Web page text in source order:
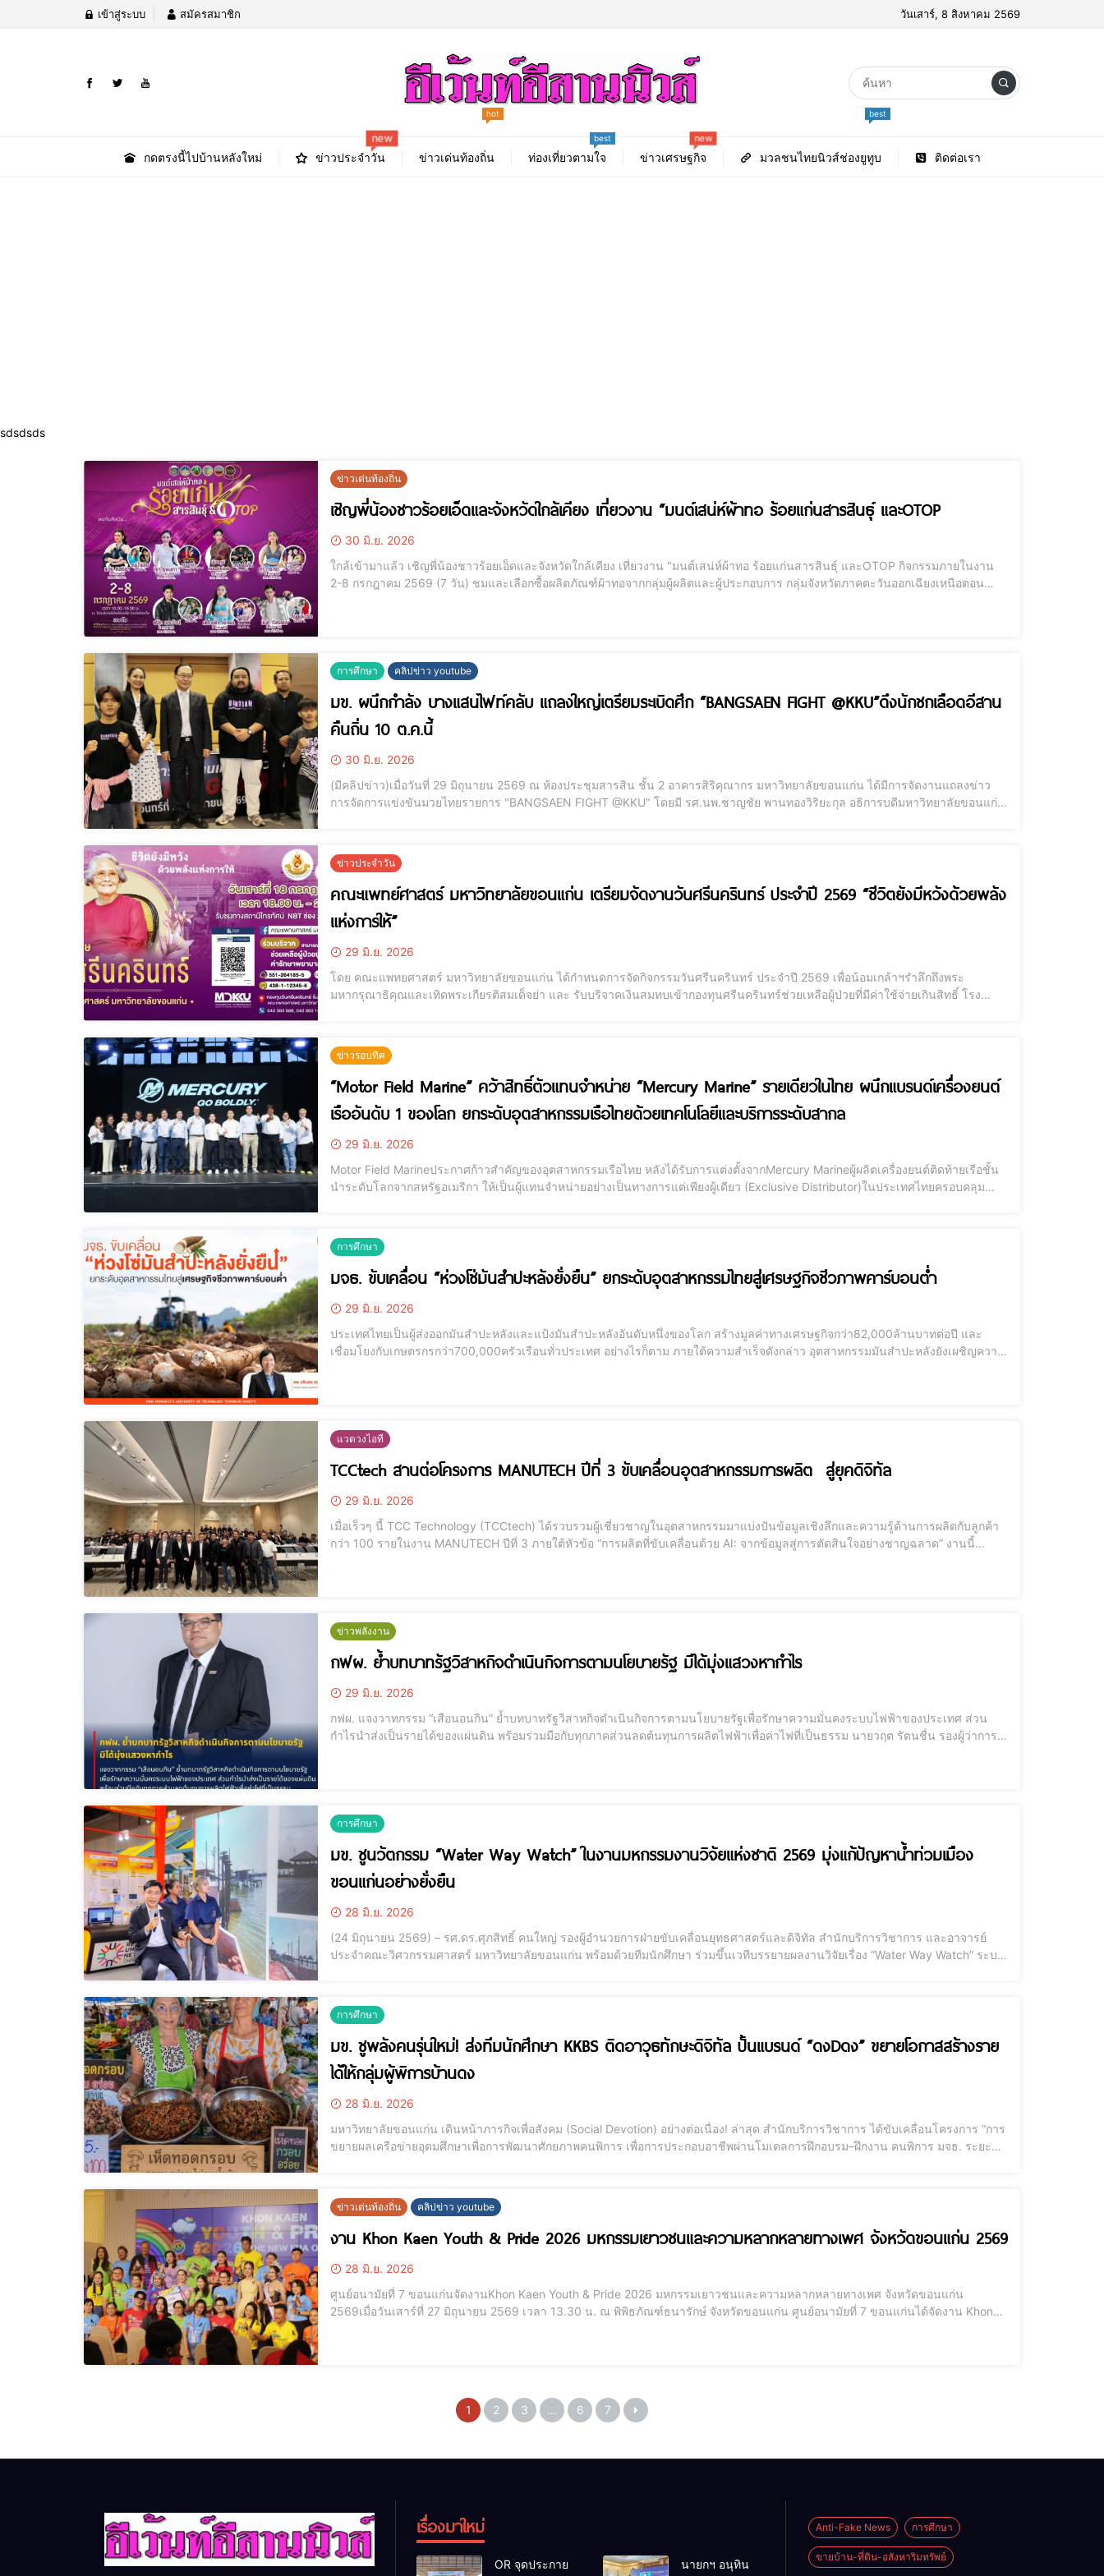
เข้าสู่ระบบ สมัครสมาชิก วันเสาร์, 8 สิงหาคม 2569
กดตรงนี้ไปบ้านหลังใหม่ ข่าวประจำวัน
new
ข่าวเด่นท้องถิ่น
hot
ท่องเที่ยวตามใจ
best
ข่าวเศรษฐกิจ
new
มวลชนไทยนิวส์ช่องยูทูบ
best
ติดต่อเรา
sdsdsds
ข่าวเด่นท้องถิ่น
เชิญพี่น้องชาวร้อยเอ็ดและจังหวัดใกล้เคียง เที่ยวงาน “มนต์เสน่ห์ผ้าทอ ร้อยแก่นสารสินธุ์ และOTOP
30 มิ.ย. 2026
ใกล้เข้ามาแล้ว เชิญพี่น้องชาวร้อยเอ็ดและจังหวัดใกล้เคียง เที่ยวงาน "มนต์เสน่ห์ผ้าทอ ร้อยแก่นสารสินธุ์ และOTOP กิจกรรมภายในงาน
2-8 กรกฎาคม 2569 (7 วัน) ชมและเลือกซื้อผลิตภัณฑ์ผ้าทอจากกลุ่มผู้ผลิตและผู้ประกอบการ กลุ่มจังหวัดภาคตะวันออกเฉียงเหนือตอน
การศึกษา คลิปข่าว youtube
มข. ผนึกกำลัง บางแสนไฟท์คลับ แถลงใหญ่เตรียมระเบิดศึก “BANGSAEN FIGHT @KKU”ดึงนักชกเลือดอีสาน
คืนถิ่น 10 ต.ค.นี้
30 มิ.ย. 2026
(มีคลิปข่าว)เมื่อวันที่ 29 มิถุนายน 2569 ณ ห้องประชุมสารสิน ชั้น 2 อาคารสิริคุณากร มหาวิทยาลัยขอนแก่น ได้มีการจัดงานแถลงข่าว
การจัดการแข่งขันมวยไทยรายการ "BANGSAEN FIGHT @KKU" โดยมี รศ.นพ.ชาญชัย พานทองวิริยะกุล อธิการบดีมหาวิทยาลัยขอนแก่น
ข่าวประจำวัน
คณะแพทย์ศาสตร์ มหาวิทยาลัยขอนแก่น เตรียมจัดงานวันศรีนครินทร์ ประจำปี 2569 “ชีวิตยังมีหวังด้วยพลัง
แห่งการให้”
29 มิ.ย. 2026
โดย คณะแพทยศาสตร์ มหาวิทยาลัยขอนแก่น ได้กำหนดการจัดกิจกรรมวันศรีนครินทร์ ประจำปี 2569 เพื่อน้อมเกล้าฯรำลึกถึงพระ
มหากรุณาธิคุณและเทิดพระเกียรติสมเด็จย่า และ รับบริจาคเงินสมทบเข้ากองทุนศรีนครินทร์ช่วยเหลือผู้ป่วยที่มีค่าใช้จ่ายเกินสิทธิ์ โรง
ข่าวรอบทิศ
“Motor Field Marine” คว้าสิทธิ์ตัวแทนจำหน่าย “Mercury Marine” รายเดียวในไทย ผนึกแบรนด์เครื่องยนต์
เรืออันดับ 1 ของโลก ยกระดับอุตสาหกรรมเรือไทยด้วยเทคโนโลยีและบริการระดับสากล
29 มิ.ย. 2026
Motor Field Marineประกาศก้าวสำคัญของอุตสาหกรรมเรือไทย หลังได้รับการแต่งตั้งจากMercury Marineผู้ผลิตเครื่องยนต์ติดท้ายเรือชั้น
นำระดับโลกจากสหรัฐอเมริกา ให้เป็นผู้แทนจำหน่ายอย่างเป็นทางการแต่เพียงผู้เดียว (Exclusive Distributor)ในประเทศไทยครอบคลุม
การศึกษา
มจธ. ขับเคลื่อน “ห่วงโซ่มันสำปะหลังยั่งยืน” ยกระดับอุตสาหกรรมไทยสู่เศรษฐกิจชีวภาพคาร์บอนต่ำ
29 มิ.ย. 2026
ประเทศไทยเป็นผู้ส่งออกมันสำปะหลังและแป้งมันสำปะหลังอันดับหนึ่งของโลก สร้างมูลค่าทางเศรษฐกิจกว่า82,000ล้านบาทต่อปี และ
เชื่อมโยงกับเกษตรกรกว่า700,000ครัวเรือนทั่วประเทศ อย่างไรก็ตาม ภายใต้ความสำเร็จดังกล่าว อุตสาหกรรมมันสำปะหลังยังเผชิญความ
แวดวงไอที
TCCtech สานต่อโครงการ MANUTECH ปีที่ 3 ขับเคลื่อนอุตสาหกรรมการผลิต สู่ยุคดิจิทัล
29 มิ.ย. 2026
เมื่อเร็วๆ นี้ TCC Technology (TCCtech) ได้รวบรวมผู้เชี่ยวชาญในอุตสาหกรรมมาแบ่งปันข้อมูลเชิงลึกและความรู้ด้านการผลิตกับลูกค้า
กว่า 100 รายในงาน MANUTECH ปีที่ 3 ภายใต้หัวข้อ “การผลิตที่ขับเคลื่อนด้วย AI: จากข้อมูลสู่การตัดสินใจอย่างชาญฉลาด” งานนี้
ข่าวพลังงาน
กฟผ. ย้ำบทบาทรัฐวิสาหกิจดำเนินกิจการตามนโยบายรัฐ มิได้มุ่งแสวงหากำไร
29 มิ.ย. 2026
กฟผ. แจงวาทกรรม “เสือนอนกิน” ย้ำบทบาทรัฐวิสาหกิจดำเนินกิจการตามนโยบายรัฐเพื่อรักษาความมั่นคงระบบไฟฟ้าของประเทศ ส่วน
กำไรนำส่งเป็นรายได้ของแผ่นดิน พร้อมร่วมมือกับทุกภาคส่วนลดต้นทุนการผลิตไฟฟ้าเพื่อค่าไฟที่เป็นธรรม นายวฤต รัตนชื่น รองผู้ว่าการ
การศึกษา
มข. ชูนวัตกรรม “Water Way Watch” ในงานมหกรรมงานวิจัยแห่งชาติ 2569 มุ่งแก้ปัญหาน้ำท่วมเมือง
ขอนแก่นอย่างยั่งยืน
28 มิ.ย. 2026
(24 มิถุนายน 2569) – รศ.ดร.ศุภสิทธิ์ คนใหญ่ รองผู้อำนวยการฝ่ายขับเคลื่อนยุทธศาสตร์และดิจิทัล สำนักบริการวิชาการ และอาจารย์
ประจำคณะวิศวกรรมศาสตร์ มหาวิทยาลัยขอนแก่น พร้อมด้วยทีมนักศึกษา ร่วมขึ้นเวทีบรรยายผลงานวิจัยเรื่อง “Water Way Watch” ระบบ
การศึกษา
มข. ชูพลังคนรุ่นใหม่! ส่งทีมนักศึกษา KKBS ติดอาวุธทักษะดิจิทัล ปั้นแบรนด์ “ดงDดง” ขยายโอกาสสร้างราย
ได้ให้กลุ่มผู้พิการบ้านดง
28 มิ.ย. 2026
มหาวิทยาลัยขอนแก่น เดินหน้าภารกิจเพื่อสังคม (Social Devotion) อย่างต่อเนื่อง! ล่าสุด สำนักบริการวิชาการ ได้ขับเคลื่อนโครงการ “การ
ขยายผลเครือข่ายอุดมศึกษาเพื่อการพัฒนาศักยภาพคนพิการ เพื่อการประกอบอาชีพผ่านโมเดลการฝึกอบรม–ฝึกงาน คนพิการ มจธ. ระยะที่
ข่าวเด่นท้องถิ่น คลิปข่าว youtube
งาน Khon Kaen Youth & Pride 2026 มหกรรมเยาวชนและความหลากหลายทางเพศ จังหวัดขอนแก่น 2569
28 มิ.ย. 2026
ศูนย์อนามัยที่ 7 ขอนแก่นจัดงานKhon Kaen Youth & Pride 2026 มหกรรมเยาวชนและความหลากหลายทางเพศ จังหวัดขอนแก่น
2569เมื่อวันเสาร์ที่ 27 มิถุนายน 2569 เวลา 13.30 น. ณ พิพิธภัณฑ์ธนารักษ์ จังหวัดขอนแก่น ศูนย์อนามัยที่ 7 ขอนแก่นได้จัดงาน Khon
1 2 3 … 6 7
เรื่องมาใหม่
OR จุดประกาย
นายกฯ อนุทิน
Anti-Fake News การศึกษา
ขายบ้าน-ที่ดิน-อสังหาริมทรัพย์